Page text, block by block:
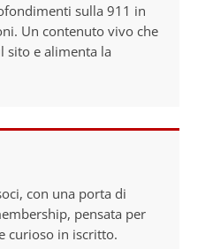
sulla 911 in
Un contenuto vivo che
sito e alimenta la
con una porta di
pensata per
curioso in iscritto.